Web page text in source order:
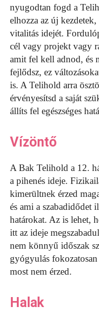
nyugodtan fogd a
elhozza az új kezdetek,
vitalitás idejét.
cél vagy projekt vagy
amit fel kell adnod, és
fejlődsz, ez
is. A Telihold arra
érvényesítsd a saját
állíts fel egészséges
Vízöntő
A Bak Telihold a 12.
a pihenés ideje.
kimerültnek érzed
és ami a szabadidődet
határokat. Az is lehet,
itt az ideje
nem könnyű időszak
gyógyulás
most nem érzed.
Halak